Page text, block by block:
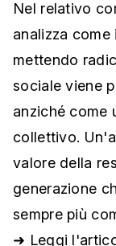
Nel relativo
analizza
mettendo
sociale viene
anziché come
collettivo.
valore della
generazione
sempre più
➜ Leggi